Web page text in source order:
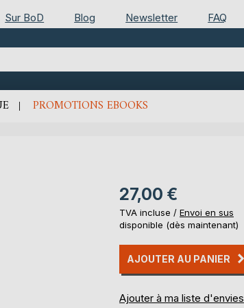
Sur BoD Blog Newsletter FAQ
PROMOTIONS EBOOKS
27,00 €
TVA incluse / Envoi en sus
disponible (dès maintenant)
AJOUTER AU PANIER
Ajouter à ma liste d'envies